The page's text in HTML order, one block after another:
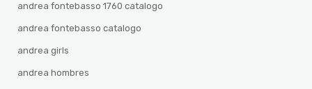
andrea fontebasso 1760 catalogo
andrea fontebasso catalogo
andrea girls
andrea hombres